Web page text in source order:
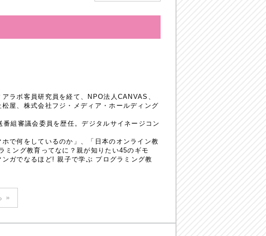
ラボ客員研究員を経て、NPO法人CANVAS、
屋、株式会社フジ・メディア・ホールディング
組審議会委員を歴任。デジタルサイネージコン
で何をしているのか」、「日本のオンライン教
ング教育ってなに？親が知りたい45のギモ
ガでなるほど! 親子で学ぶ プログラミング教
»